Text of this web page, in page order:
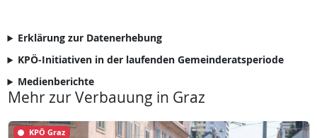
Erklärung zur Datenerhebung
KPÖ-Initiativen in der laufenden Gemeinderatsperiode
Medienberichte
Mehr zur Verbauung in Graz
KPÖ Graz